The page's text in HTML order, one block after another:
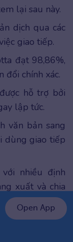
lại sau này.
dịch qua các
giao tiếp.
đạt 98,86%,
đổi chính xác.
hỗ trợ bởi
lập tức.
văn bản sang
dùng giao tiếp
nhiều định
xuất và chia
đồng bộ trên
truy cập dễ
Open App